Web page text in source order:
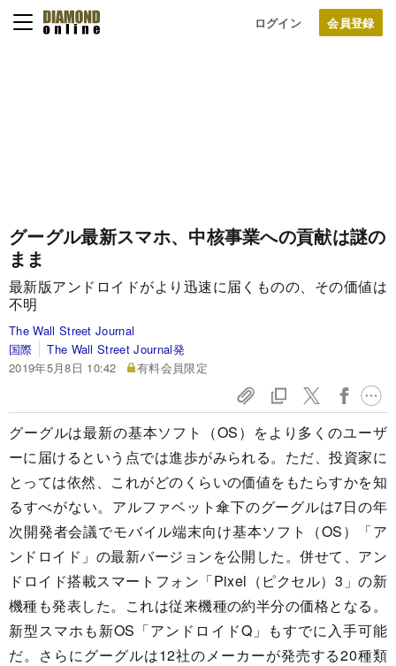
ログイン
グーグル最新スマホ、中核事業への貢献は謎の
まま
最新版アンドロイドがより迅速に届くものの、その価値は
不明
The Wall Street Journal
国際
The Wall Street Journal発
2019年5月8日 10:42
有料会員限定
グーグルは最新の基本ソフト（OS）をより多くのユーザ
ーに届けるという点では進歩がみられる。ただ、投資家に
とっては依然、これがどのくらいの価値をもたらすかを知
るすべがない。アルファベット傘下のグーグルは7日の年
次開発者会議でモバイル端末向け基本ソフト（OS）「ア
ンドロイド」の最新バージョンを公開した。併せて、アン
ドロイド搭載スマートフォン「Pixel（ピクセル）3」の新
機種も発表した。これは従来機種の約半分の価格となる。
新型スマホも新OS「アンドロイドQ」もすでに入手可能
だ。さらにグーグルは12社のメーカーが発売する20種類